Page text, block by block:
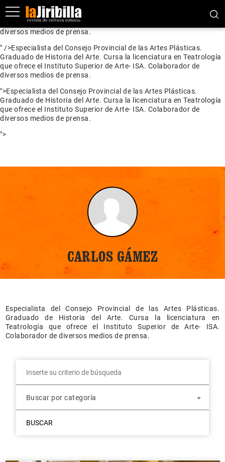
Especialista del Consejo Provincial de las Artes Plásticas.
Graduado de Historia del Arte. Cursa la licenciatura en Teatrología
que ofrece el Instituto Superior de Arte- ISA. Colaborador de
diversos medios de prensa.
" />Especialista del Consejo Provincial de las Artes Plásticas.
Graduado de Historia del Arte. Cursa la licenciatura en Teatrología
que ofrece el Instituto Superior de Arte- ISA. Colaborador de
diversos medios de prensa.
">Especialista del Consejo Provincial de las Artes Plásticas.
Graduado de Historia del Arte. Cursa la licenciatura en Teatrología
que ofrece el Instituto Superior de Arte- ISA. Colaborador de
diversos medios de prensa.
">
CARLOS GÁMEZ
Especialista del Consejo Provincial de las Artes Plásticas.
Graduado de Historia del Arte. Cursa la licenciatura en
Teatrología que ofrece el Instituto Superior de Arte- ISA.
Colaborador de diversos medios de prensa.
Buscar por categoría
BUSCAR